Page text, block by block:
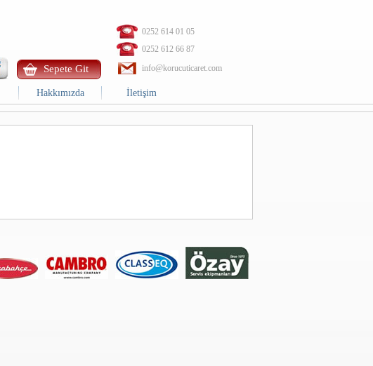
Sepete Git
0252 614 01 05
0252 612 66 87
info@korucuticaret.com
Hakkımızda İletişim